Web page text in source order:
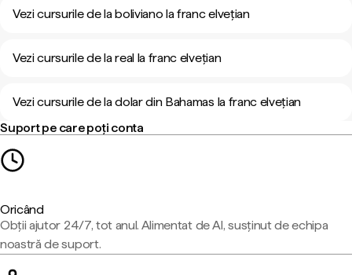
Vezi cursurile de la boliviano la franc elvețian
Vezi cursurile de la real la franc elvețian
Vezi cursurile de la dolar din Bahamas la franc elvețian
Suport pe care poți conta
Oricând
Obții ajutor 24/7, tot anul. Alimentat de AI, susținut de echipa
noastră de suport.